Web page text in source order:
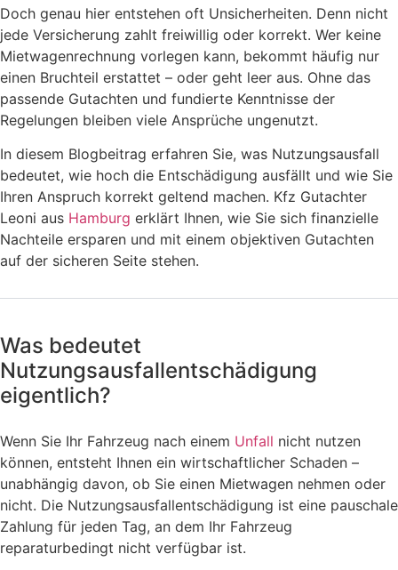
Doch genau hier entstehen oft Unsicherheiten. Denn nicht
jede Versicherung zahlt freiwillig oder korrekt. Wer keine
Mietwagenrechnung vorlegen kann, bekommt häufig nur
einen Bruchteil erstattet – oder geht leer aus. Ohne das
passende Gutachten und fundierte Kenntnisse der
Regelungen bleiben viele Ansprüche ungenutzt.
In diesem Blogbeitrag erfahren Sie, was Nutzungsausfall
bedeutet, wie hoch die Entschädigung ausfällt und wie Sie
Ihren Anspruch korrekt geltend machen. Kfz Gutachter
Leoni aus Hamburg erklärt Ihnen, wie Sie sich finanzielle
Nachteile ersparen und mit einem objektiven Gutachten
auf der sicheren Seite stehen.
Was bedeutet
Nutzungsausfallentschädigung
eigentlich?
Wenn Sie Ihr Fahrzeug nach einem Unfall nicht nutzen
können, entsteht Ihnen ein wirtschaftlicher Schaden –
unabhängig davon, ob Sie einen Mietwagen nehmen oder
nicht. Die Nutzungsausfallentschädigung ist eine pauschale
Zahlung für jeden Tag, an dem Ihr Fahrzeug
reparaturbedingt nicht verfügbar ist.